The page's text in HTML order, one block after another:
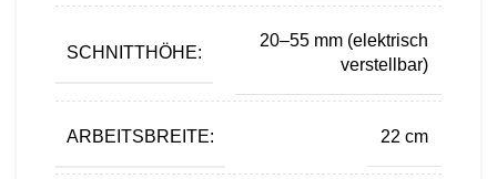
SCHNITTHÖHE:
20–55 mm (elektrisch
verstellbar)
ARBEITSBREITE: 22 cm